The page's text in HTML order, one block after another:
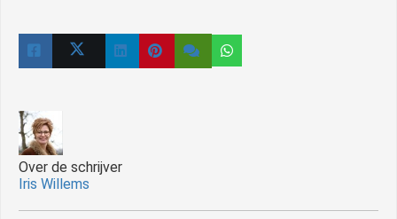
Over de schrijver
Iris Willems